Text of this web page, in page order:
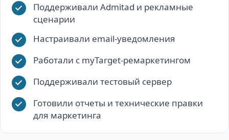
Поддерживали Admitad и рекламные
сценарии
Настраивали email-уведомления
Работали с myTarget-ремаркетингом
Поддерживали тестовый сервер
Готовили отчеты и технические правки
для маркетинга